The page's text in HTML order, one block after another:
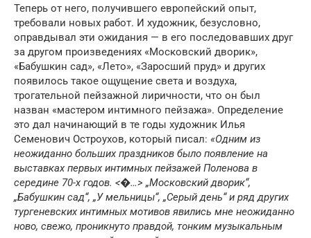
Теперь от него, получившего европейский опыт,
требовали новых работ. И художник, безусловно,
оправдывал эти ожидания — в его последовавших друг
за другом произведениях «Московский дворик»,
«Бабушкин сад», «Лето», «Заросший пруд» и других
появилось такое ощущение света и воздуха,
трогательной пейзажной лиричности, что он был
назван «мастером интимного пейзажа». Определение
это дал начинающий в те годы художник Илья
Семенович Остроухов, который писал: «Одним из
неожиданно больших праздников было появление на
выставках первых интимных пейзажей Поленова в
середине 70-х годов. <�…> „Московский дворик“,
„Бабушкин сад“, „У мельницы“, „Серый день“ и ряд других
тургеневских интимных мотивов явились мне неожиданно
ново, свежо, проникнуто правдой, тонким музыкальным